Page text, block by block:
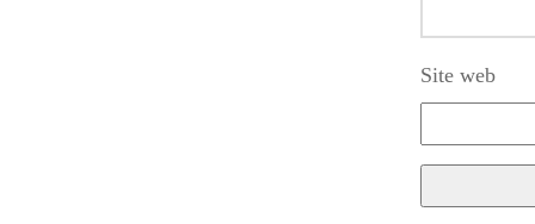
Site web